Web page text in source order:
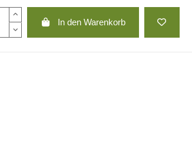
In den Warenkorb